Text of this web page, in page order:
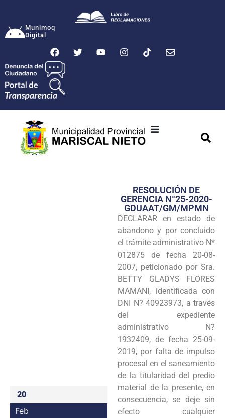
Munimoq
Digital
Transparencia
Seguridad
Programas
Intranet
20
Feb
RESOLUCIÓN DE
GERENCIA N°25-2020-
GDUAAT/GM/MPMN
DECLARAR en estado de
abandono y por concluido
el trámite administrativo N*
012875 de fecha 20-08-
2007, peticionado por Sra.
BETTY GLADYS FLORES
MAMANI, identificada con
DNI N? 40923973, a través
del expediente
administrativo N?
1932409, de fecha 25-09-
2019, por falta de impulso
procesal en el saneamiento
de la titularidad del predio
material de la presente, en
consecuencia, se deje sin
efecto cualquier